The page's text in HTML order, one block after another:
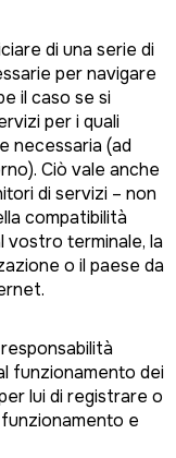
di una serie di
per navigare
il caso se si
per i quali
necessaria (ad
Ciò vale anche
di servizi – non
compatibilità
vostro terminale, la
o il paese da
funzionamento dei
lui di registrare o
e